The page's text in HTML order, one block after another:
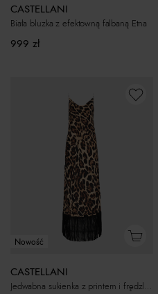
CASTELLANI
Biała bluzka z efektowną falbaną Etna
999 zł
Nowość
CASTELLANI
Jedwabna sukienka z printem i frędzlami Savana